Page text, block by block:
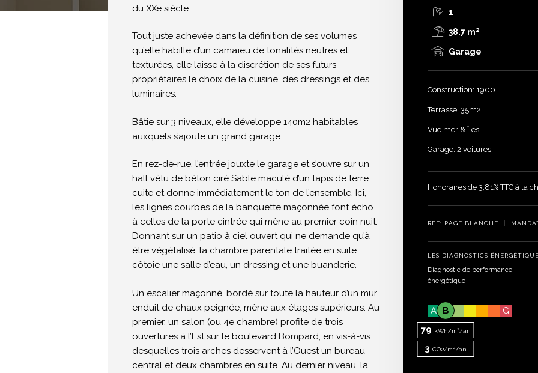
du XXe siècle.
Tout juste achevée dans la définition de ses volumes
qu’elle habille d’un camaïeu de tonalités neutres et
texturées, elle laisse à la discrétion de ses futurs
propriétaires le choix de la cuisine, des dressings et des
luminaires.
Bâtie sur 3 niveaux, elle développe 140m2 habitables
auxquels s’ajoute un grand garage.
En rez-de-rue, l’entrée jouxte le garage et s’ouvre sur un
hall vêtu de béton ciré Sable maculé d’un tapis de terre
cuite et donne immédiatement le ton de l’ensemble. Ici,
les lignes courbes de la banquette maçonnée font écho
à celles de la porte cintrée qui mène au premier coin nuit.
Donnant sur un patio à ciel ouvert qui ne demande qu’à
être végétalisé, la chambre parentale traitée en suite
côtoie une salle d’eau, un dressing et une buanderie.
Un escalier maçonné, bordé sur toute la hauteur d’un mur
enduit de chaux peignée, mène aux étages supérieurs. Au
premier, un salon (ou 4e chambre) profite de trois
ouvertures à l’Est sur le boulevard Bompard, en vis-à-vis
desquelles trois arches desservent à l’Ouest un bureau
central et deux chambres en suite. Au dernier niveau, la
1
38.7 m²
Garage
Construction: 1900
Terrasse: 35m2
Vue mer & îles
Garage: 2 voitures
Honoraires de 3,81% TTC à la
RÉF: PAGE BLANCHE
LES DIAGNOSTICS
Diagnostic de performance
énergétique
A G
B
79 kWh/m²/an
3 CO2/m²/an